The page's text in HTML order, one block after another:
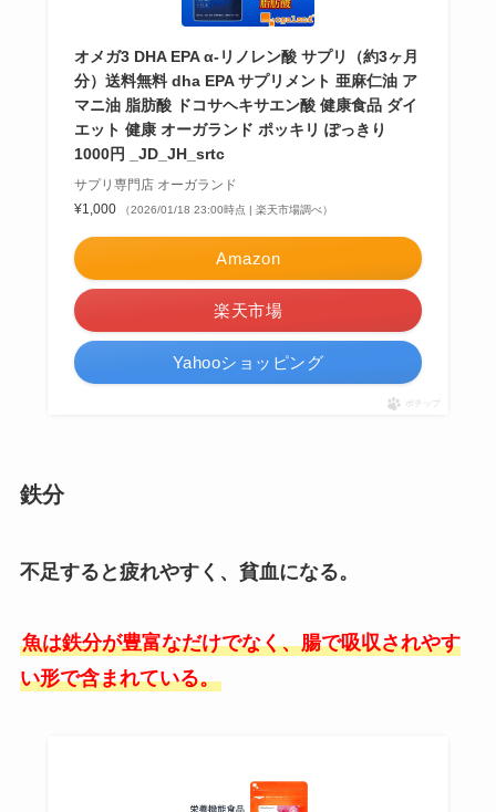
オメガ3 DHA EPA α-リノレン酸 サプリ（約3ヶ月
分）送料無料 dha EPA サプリメント 亜麻仁油 ア
マニ油 脂肪酸 ドコサヘキサエン酸 健康食品 ダイ
エット 健康 オーガランド ポッキリ ぽっきり
1000円 _JD_JH_srtc
サプリ専門店 オーガランド
¥1,000
（2026/01/18 23:00時点 | 楽天市場調べ）
Amazon
楽天市場
Yahooショッピング
ポチップ
鉄分
不足すると疲れやすく、貧血になる。
魚は鉄分が豊富なだけでなく、腸で吸収されやす
い形で含まれている。